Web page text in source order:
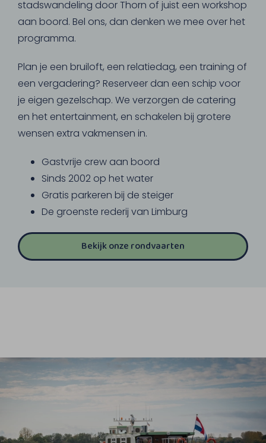
stadswandeling door Thorn of juist een workshop
aan boord. Bel ons, dan denken we mee over het
programma.
Plan je een bruiloft, een relatiedag, een training of
een vergadering? Reserveer dan een schip voor
je eigen gezelschap. We verzorgen de catering
en het entertainment, en schakelen bij grotere
wensen extra vakmensen in.
Gastvrije crew aan boord
Sinds 2002 op het water
Gratis parkeren bij de steiger
De groenste rederij van Limburg
Bekijk onze rondvaarten